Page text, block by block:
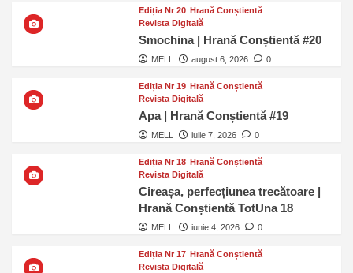
Ediția Nr 20 Hrană Conștientă
Revista Digitală
Smochina | Hrană Conștientă #20
MELL august 6, 2026 0
Ediția Nr 19 Hrană Conștientă
Revista Digitală
Apa | Hrană Conștientă #19
MELL iulie 7, 2026 0
Ediția Nr 18 Hrană Conștientă
Revista Digitală
Cireașa, perfecțiunea trecătoare |
Hrană Conștientă TotUna 18
MELL iunie 4, 2026 0
Ediția Nr 17 Hrană Conștientă
Revista Digitală